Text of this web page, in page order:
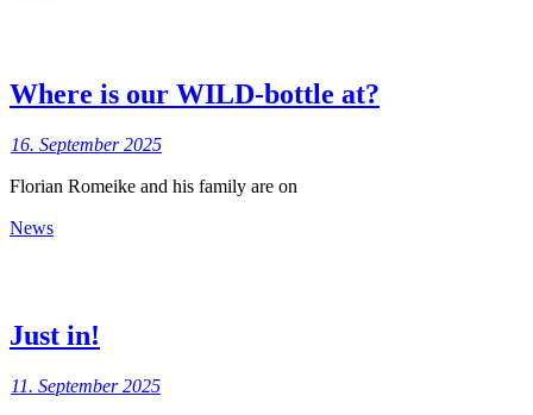
Where is our WILD-bottle at?
16. September 2025
Florian Romeike and his family are on
News
Just in!
11. September 2025